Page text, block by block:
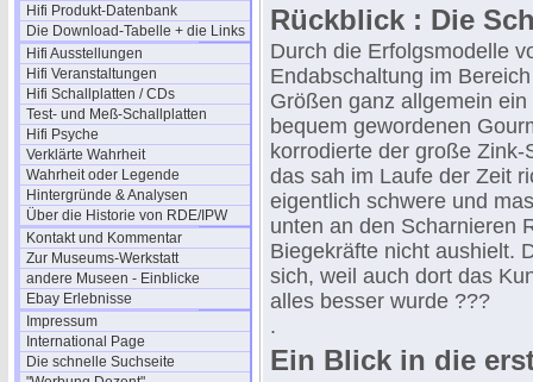
Hifi Produkt-Datenbank
Die Download-Tabelle + die Links
Hifi Ausstellungen
Hifi Veranstaltungen
Hifi Schallplatten / CDs
Test- und Meß-Schallplatten
Hifi Psyche
Verklärte Wahrheit
Wahrheit oder Legende
Hintergründe & Analysen
Über die Historie von RDE/IPW
Kontakt und Kommentar
Zur Museums-Werkstatt
andere Museen - Einblicke
Ebay Erlebnisse
Impressum
International Page
Die schnelle Suchseite
Rückblick : Die
Durch die Erfolgsmodelle
Endabschaltung im
Größen ganz allgemein
bequem gewordenen
korrodierte der große
das sah im Laufe der Zeit
eigentlich schwere und
unten an den Scharnieren
Biegekräfte nicht aushielt.
sich, weil auch dort das
alles besser wurde ???
.
Ein Blick in die